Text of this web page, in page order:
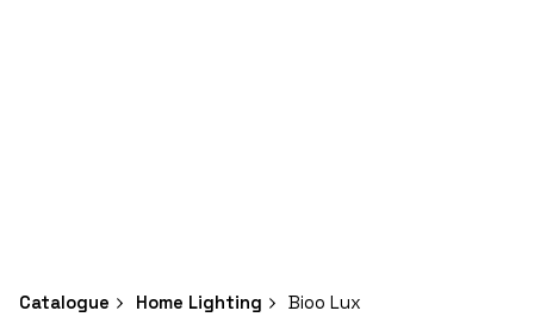
Catalogue Home Lighting Bioo Lux